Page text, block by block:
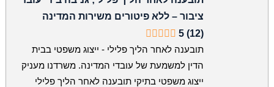
ציבור – ללא פיטורים משירות המדינה
5 (12)
תובענה לאחר הליך פלילי - ייצוג משפטי בבית
הדין למשמעת של עובדי המדינה. משרדנו מעניק
ייצוג משפטי בתיקי תובענה לאחר הליך פלילי